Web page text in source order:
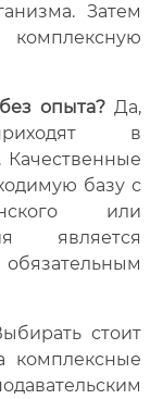
Затем
опыта? Да,
в
базу с
или
является
стоит
комплексные